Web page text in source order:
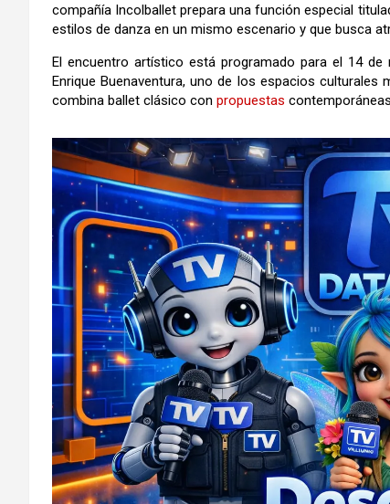
compañía Incolballet prepara una función especial
estilos de danza en un mismo escenario y que busca
El encuentro artístico está programado para el 14
Enrique Buenaventura, uno de los espacios culturales
combina ballet clásico con propuestas